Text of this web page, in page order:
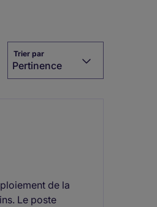
Trier par
Pertinence
de la
Le poste